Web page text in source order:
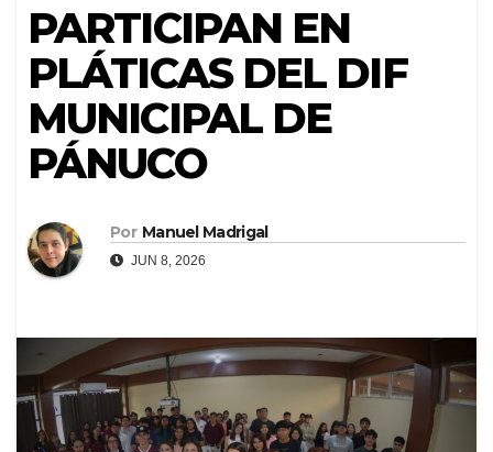
PARTICIPAN EN
PLÁTICAS DEL DIF
MUNICIPAL DE
PÁNUCO
Por Manuel Madrigal
JUN 8, 2026